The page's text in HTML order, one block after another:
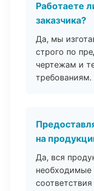
Работаете
заказчика?
Да, мы
строго по
чертежам и
требованиям.
на
Да, вся
необходимые